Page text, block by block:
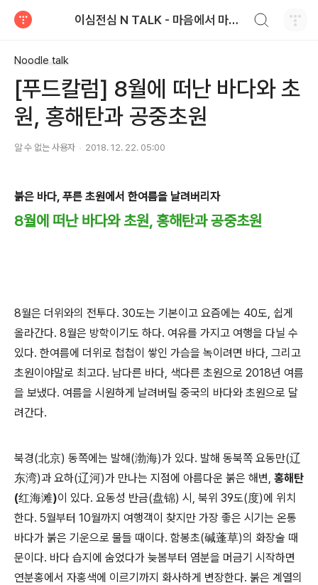
이심전심 N TALK - 마음에서 마음으로 전하는 농심 블로그
Noodle talk
[푸드칼럼] 8월에 떠난 바다와 초
원, 홍해탄과 공중초원
알 수 없는 사용자 2018. 12. 22. 05:00
붉은 바다, 푸른 초원에서 한여름을 날려버리자
8월에 떠난 바다와 초원, 홍해탄과 공중초원
8월은 더위와의 전투다. 30도는 기본이고 요즘에는 40도, 쉽게
올라간다. 8월은 방학이기도 하다. 여유를 가지고 여행을 다닐 수
있다. 한여름에 더위로 첩첩이 쌓인 가슴을 녹이려면 바다, 그리고
초원이야말로 최고다. 남다른 바다, 색다른 초원으로 2018년 여름
을 보냈다. 여름을 시원하게 날려버릴 중국의 바다와 초원으로 달
려간다.
북경(北京) 동쪽에는 발해(渤海)가 있다. 발해 동북쪽 요동만(辽
东湾)과 요하(辽河)가 만나는 지점에 아름다운 붉은 해변, 홍해탄
(红海滩)이 있다. 요동성 반금(盘锦) 시, 북위 39도(度)에 위치
한다. 5월부터 10월까지 여행객이 찾지만 가장 좋은 시기는 온통
바다가 붉은 기운으로 물들 때이다. 함봉초(碱蓬草)의 화장술 때
문이다. 바다 습지에 숨었다가 늦봄부터 염분을 머금기 시작하면
연분홍에서 자홍색에 이르기까지 화사하게 변장한다. 붉은 계열의